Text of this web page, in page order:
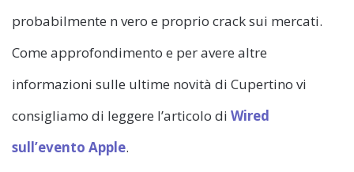
probabilmente n vero e proprio crack sui mercati.
Come approfondimento e per avere altre
informazioni sulle ultime novità di Cupertino vi
consigliamo di leggere l’articolo di Wired
sull’evento Apple.